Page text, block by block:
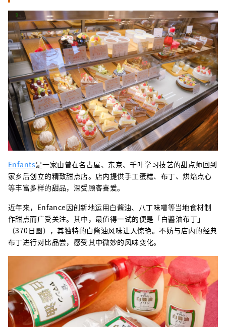
Enfants是一家由曾在名古屋、东京、千叶学习技艺的甜点师回到
家乡后创立的精致甜点店。店内提供手工蛋糕、布丁、烘焙点心
等丰富多样的甜品，深受顾客喜爱。
近年来，Enfance因创新地运用白酱油、八丁味噌等当地食材制
作甜点而广受关注。其中，最值得一试的便是「白醬油布丁」
（370日圆），其独特的白酱油风味让人惊艳。不妨与店内的经典
布丁进行对比品尝，感受其中微妙的风味变化。